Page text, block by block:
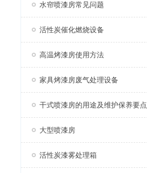
水帘喷漆房常见问题
活性炭催化燃烧设备
高温烤漆房使用方法
家具烤漆房废气处理设备
干式喷漆房的用途及维护保养要点
大型喷漆房
活性炭漆雾处理箱